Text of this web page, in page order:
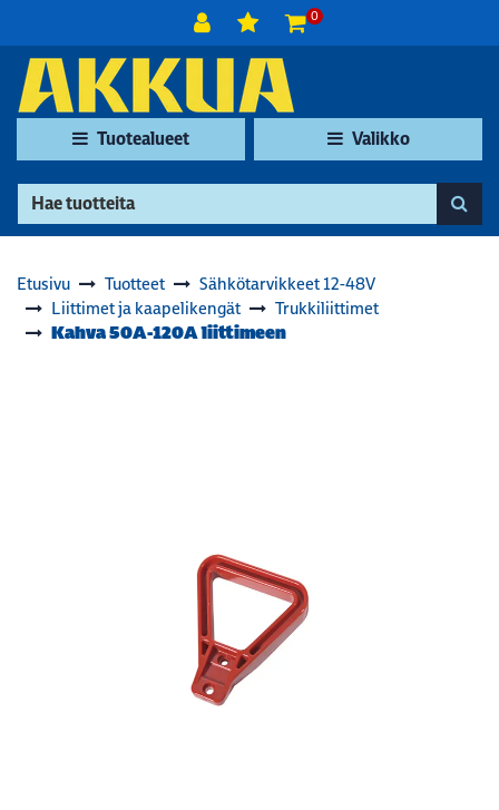
0
Tuotealueet Valikko
Etusivu Tuotteet
Sähkötarvikkeet 12-48V
Liittimet ja kaapelikengät
Trukkiliittimet
Kahva 50A-120A liittimeen